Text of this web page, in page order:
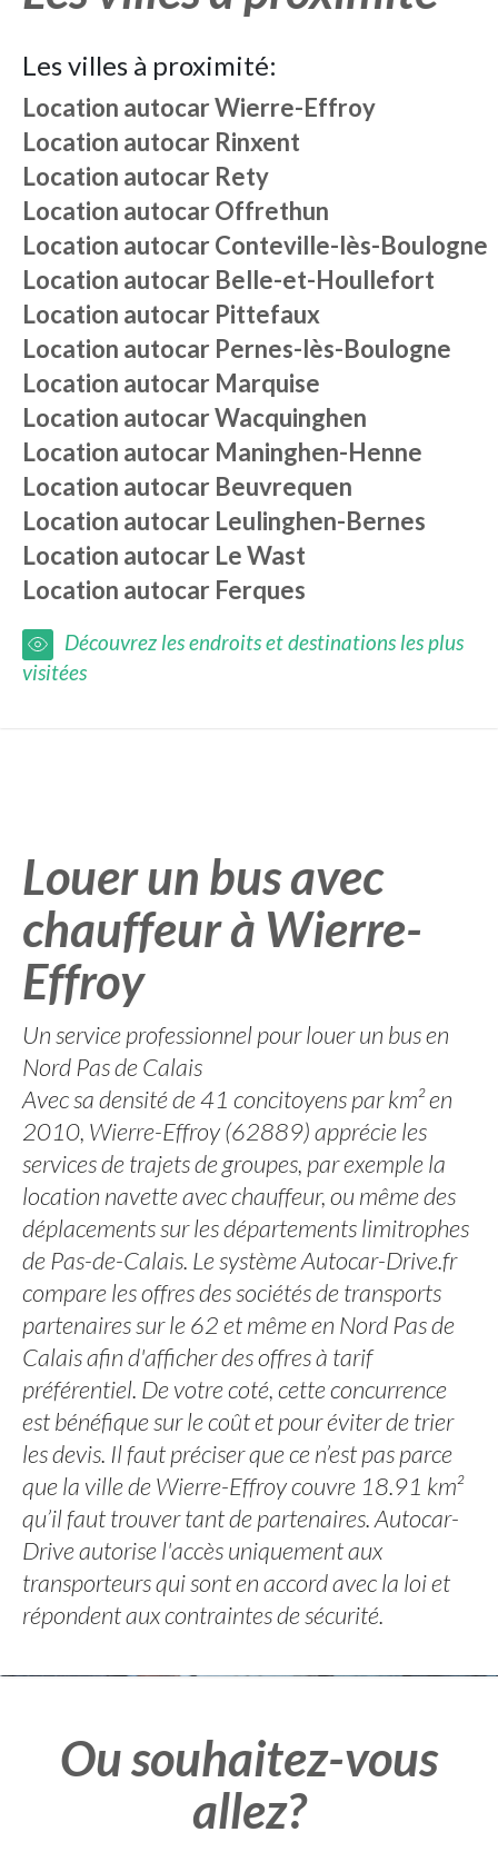
Les villes à proximité:
Location autocarWierre-Effroy
Location autocar Rinxent
Location autocar Rety
Location autocarOffrethun
Location autocarConteville-lès-Boulogne
Location autocar Belle-et-Houllefort
Location autocar Pittefaux
Location autocar Pernes-lès-Boulogne
Location autocar Marquise
Location autocarWacquinghen
Location autocar Maninghen-Henne
Location autocar Beuvrequen
Location autocar Leulinghen-Bernes
Location autocar Le Wast
Location autocar Ferques
Découvrez les endroits et destinations les plus
visitées
Louer un bus avec
chauffeur à Wierre-
Effroy
Un service professionnel pour louer un bus en
Nord Pas de Calais
Avec sa densité de 41 concitoyens par km² en
2010, Wierre-Effroy (62889) apprécie les
services de trajets de groupes, par exemple la
location navette avec chauffeur, ou même des
déplacements sur les départements limitrophes
de Pas-de-Calais. Le système Autocar-Drive.fr
compare les offres des sociétés de transports
partenaires sur le 62 et même en Nord Pas de
Calais afin d'afficher des offres à tarif
préférentiel. De votre coté, cette concurrence
est bénéfique sur le coût et pour éviter de trier
les devis. Il faut préciser que ce n’est pas parce
que la ville de Wierre-Effroy couvre 18.91 km²
qu’il faut trouver tant de partenaires. Autocar-
Drive autorise l'accès uniquement aux
transporteurs qui sont en accord avec la loi et
répondent aux contraintes de sécurité.
Ou souhaitez-vous
allez?